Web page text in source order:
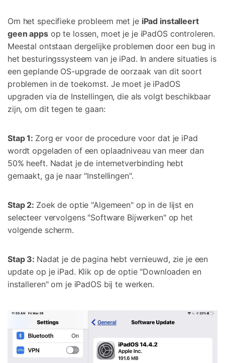
Om het specifieke probleem met je iPad installeert
geen apps op te lossen, moet je je iPadOS controleren.
Meestal ontstaan dergelijke problemen door een bug in
het besturingssysteem van je iPad. In andere situaties is
een geplande OS-upgrade de oorzaak van dit soort
problemen in de toekomst. Je moet je iPadOS
upgraden via de Instellingen, die als volgt beschikbaar
zijn, om dit tegen te gaan:
Stap 1: Zorg er voor de procedure voor dat je iPad
wordt opgeladen of een oplaadniveau van meer dan
50% heeft. Nadat je de internetverbinding hebt
gemaakt, ga je naar "Instellingen".
Stap 2: Zoek de optie "Algemeen" op in de lijst en
selecteer vervolgens "Software Bijwerken" op het
volgende scherm.
Stap 3: Nadat je de pagina hebt vernieuwd, zie je een
update op je iPad. Klik op de optie "Downloaden en
installeren" om je iPadOS bij te werken.